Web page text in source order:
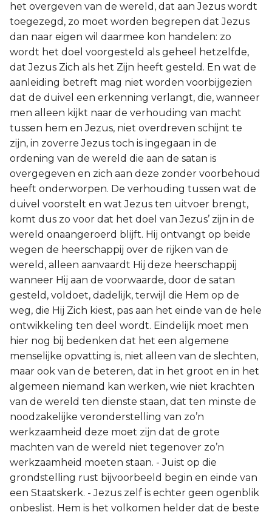
het overgeven van de wereld, dat aan Jezus wordt
toegezegd, zo moet worden begrepen dat Jezus
dan naar eigen wil daarmee kon handelen: zo
wordt het doel voorgesteld als geheel hetzelfde,
dat Jezus Zich als het Zijn heeft gesteld. En wat de
aanleiding betreft mag niet worden voorbijgezien
dat de duivel een erkenning verlangt, die, wanneer
men alleen kijkt naar de verhouding van macht
tussen hem en Jezus, niet overdreven schijnt te
zijn, in zoverre Jezus toch is ingegaan in de
ordening van de wereld die aan de satan is
overgegeven en zich aan deze zonder voorbehoud
heeft onderworpen. De verhouding tussen wat de
duivel voorstelt en wat Jezus ten uitvoer brengt,
komt dus zo voor dat het doel van Jezus’ zijn in de
wereld onaangeroerd blijft. Hij ontvangt op beide
wegen de heerschappij over de rijken van de
wereld, alleen aanvaardt Hij deze heerschappij
wanneer Hij aan de voorwaarde, door de satan
gesteld, voldoet, dadelijk, terwijl die Hem op de
weg, die Hij Zich kiest, pas aan het einde van de hele
ontwikkeling ten deel wordt. Eindelijk moet men
hier nog bij bedenken dat het een algemene
menselijke opvatting is, niet alleen van de slechten,
maar ook van de beteren, dat in het groot en in het
algemeen niemand kan werken, wie niet krachten
van de wereld ten dienste staan, dat ten minste de
noodzakelijke veronderstelling van zo’n
werkzaamheid deze moet zijn dat de grote
machten van de wereld niet tegenover zo’n
werkzaamheid moeten staan. - Juist op die
grondstelling rust bijvoorbeeld begin en einde van
een Staatskerk. - Jezus zelf is echter geen ogenblik
onbeslist. Hem is het volkomen helder dat de beste